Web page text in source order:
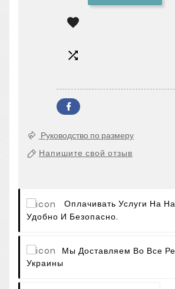


Руководство по размеру
Напишите свой отзыв
Оплачивать Услуги На
Удобно И Безопасно.
Мы Доставляем Во Все
Украины